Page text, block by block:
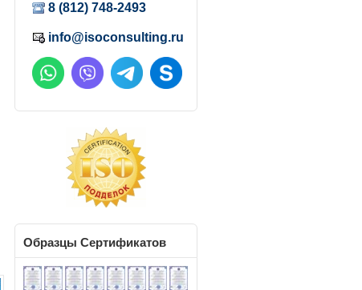
8 (812) 748-2493
info@isoconsulting.ru
Образцы Сертификатов